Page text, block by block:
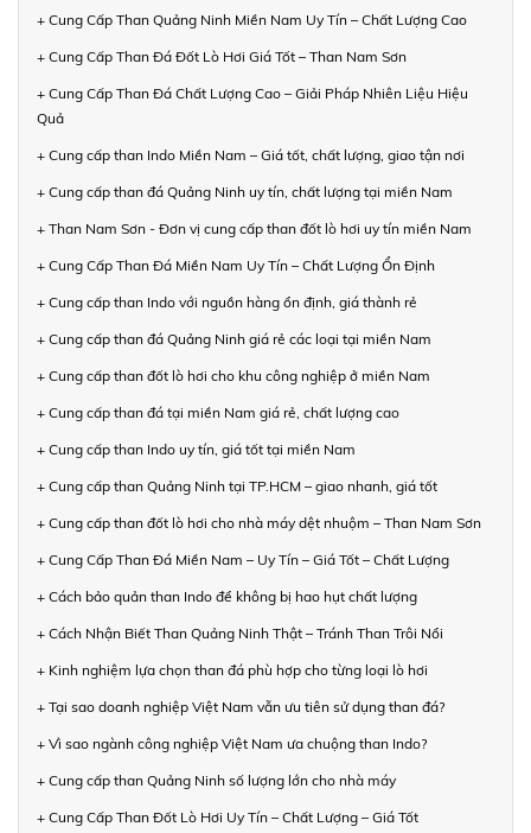
+ Cung Cấp Than Quảng Ninh Miền Nam Uy Tín – Chất Lượng Cao
+ Cung Cấp Than Đá Đốt Lò Hơi Giá Tốt – Than Nam Sơn
+ Cung Cấp Than Đá Chất Lượng Cao – Giải Pháp Nhiên Liệu Hiệu
Quả
+ Cung cấp than Indo Miền Nam – Giá tốt, chất lượng, giao tận nơi
+ Cung cấp than đá Quảng Ninh uy tín, chất lượng tại miền Nam
+ Than Nam Sơn - Đơn vị cung cấp than đốt lò hơi uy tín miền Nam
+ Cung Cấp Than Đá Miền Nam Uy Tín – Chất Lượng Ổn Định
+ Cung cấp than Indo với nguồn hàng ổn định, giá thành rẻ
+ Cung cấp than đá Quảng Ninh giá rẻ các loại tại miền Nam
+ Cung cấp than đốt lò hơi cho khu công nghiệp ở miền Nam
+ Cung cấp than đá tại miền Nam giá rẻ, chất lượng cao
+ Cung cấp than Indo uy tín, giá tốt tại miền Nam
+ Cung cấp than Quảng Ninh tại TP.HCM – giao nhanh, giá tốt
+ Cung cấp than đốt lò hơi cho nhà máy dệt nhuộm – Than Nam Sơn
+ Cung Cấp Than Đá Miền Nam – Uy Tín – Giá Tốt – Chất Lượng
+ Cách bảo quản than Indo để không bị hao hụt chất lượng
+ Cách Nhận Biết Than Quảng Ninh Thật – Tránh Than Trôi Nổi
+ Kinh nghiệm lựa chọn than đá phù hợp cho từng loại lò hơi
+ Tại sao doanh nghiệp Việt Nam vẫn ưu tiên sử dụng than đá?
+ Vì sao ngành công nghiệp Việt Nam ưa chuộng than Indo?
+ Cung cấp than Quảng Ninh số lượng lớn cho nhà máy
+ Cung Cấp Than Đốt Lò Hơi Uy Tín – Chất Lượng – Giá Tốt